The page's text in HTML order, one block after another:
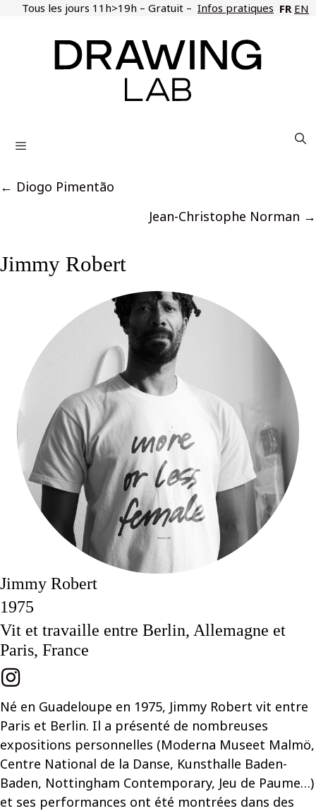
AllerTous les jours 11h>19h – Gratuit – Infos pratiques FR EN
Posts
← Diogo Pimentão
Jean-Christophe Norman →
Jimmy Robert
Jimmy Robert
1975
Vit et travaille entre Berlin, Allemagne et
Paris, France
Né en Guadeloupe en 1975, Jimmy Robert vit entre
Paris et Berlin. Il a présenté de nombreuses
expositions personnelles (Moderna Museet Malmö,
Centre National de la Danse, Kunsthalle Baden-
Baden, Nottingham Contemporary, Jeu de Paume…)
et ses performances ont été montrées dans des